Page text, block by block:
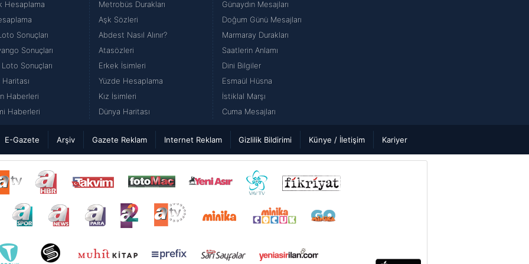
Hesaplama
Sonuçları
Sonuçları
Loto Sonuçları
Haberleri
Haberleri
Metrobüs Durakları
Aşk Sözleri
Abdest Nasıl Alınır?
Atasözleri
Erkek İsimleri
Yüzde Hesaplama
Kız İsimleri
Dünya Haritası
Günaydın Mesajları
Doğum Günü Mesajları
Marmaray Durakları
Saatlerin Anlamı
Dini Bilgiler
Esmaül Hüsna
İstiklal Marşı
Cuma Mesajları
E-Gazete Arşiv Gazete Reklam Internet Reklam Gizlilik Bildirimi Künye / İletişim Kariyer